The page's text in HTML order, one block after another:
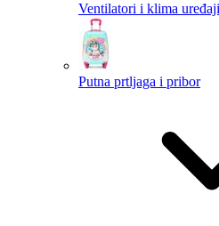
Ventilatori i klima uređaji
Putna prtljaga i pribor